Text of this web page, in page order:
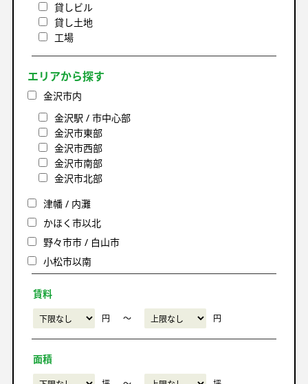
貸しビル
貸し土地
工場
エリアから探す
金沢市内
金沢駅 / 市中心部
金沢市東部
金沢市西部
金沢市南部
金沢市北部
津幡 / 内灘
かほく市以北
野々市市 / 白山市
小松市以南
賃料
円 〜 円
面積